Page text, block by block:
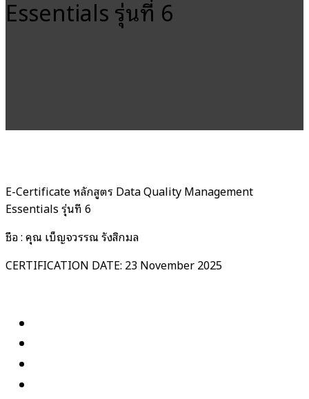
Essentials รุ่นที่ 6
E-Certificate หลักสูตร Data Quality Management
Essentials รุ่นที่ 6
ชื่อ : คุณ เบ็ญจวรรณ รังสิกมล
CERTIFICATION DATE: 23 November 2025